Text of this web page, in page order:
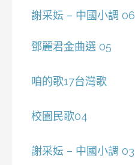
謝采妘 – 中國小調 06
鄧麗君金曲選 05
咱的歌17台灣歌
校園民歌04
謝采妘 – 中國小調 03